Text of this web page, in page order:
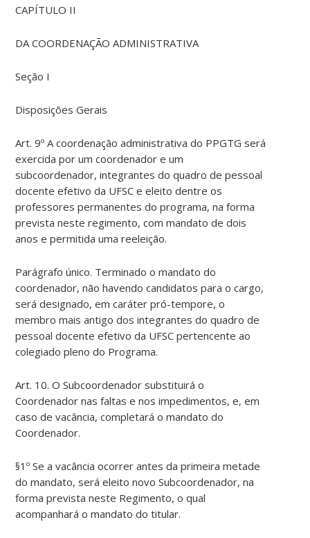
CAPÍTULO II
DA COORDENAÇÃO ADMINISTRATIVA
Seção I
Disposições Gerais
Art. 9º A coordenação administrativa do PPGTG será
exercida por um coordenador e um
subcoordenador, integrantes do quadro de pessoal
docente efetivo da UFSC e eleito dentre os
professores permanentes do programa, na forma
prevista neste regimento, com mandato de dois
anos e permitida uma reeleição.
Parágrafo único. Terminado o mandato do
coordenador, não havendo candidatos para o cargo,
será designado, em caráter pró-tempore, o
membro mais antigo dos integrantes do quadro de
pessoal docente efetivo da UFSC pertencente ao
colegiado pleno do Programa.
Art. 10. O Subcoordenador substituirá o
Coordenador nas faltas e nos impedimentos, e, em
caso de vacância, completará o mandato do
Coordenador.
§1º Se a vacância ocorrer antes da primeira metade
do mandato, será eleito novo Subcoordenador, na
forma prevista neste Regimento, o qual
acompanhará o mandato do titular.